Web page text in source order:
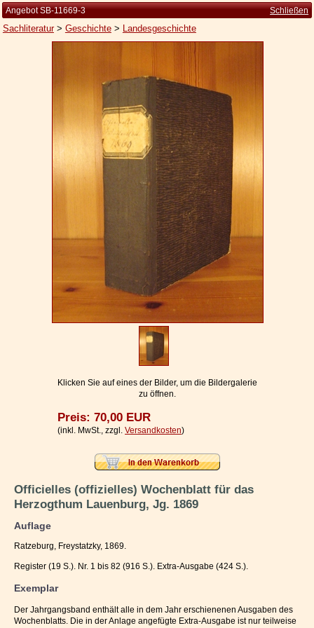
Die Brockhaus Auflagen
Die Meyer Auflagen
Zu den Angeboten
Widerrufsbelehrung
Geschäftsbedingungen
Datenschutzerklärung
Ihr Warenkorb
Angebot SB-11669-3 Schließen
Sachliteratur> Geschichte> Landesgeschichte
Klicken Sie auf eines der Bilder, um die Bildergalerie
zu öffnen.
Preis: 70,00 EUR
(inkl. MwSt., zzgl. Versandkosten)
Officielles (offizielles) Wochenblatt für das
Herzogthum Lauenburg, Jg. 1869
Auflage
Ratzeburg, Freystatzky, 1869.
Register (19 S.). Nr. 1 bis 82 (916 S.). Extra-Ausgabe (424 S.).
Exemplar
Der Jahrgangsband enthält alle in dem Jahr erschienenen Ausgaben des
Wochenblatts. Die in der Anlage angefügte Extra-Ausgabe ist nur teilweise